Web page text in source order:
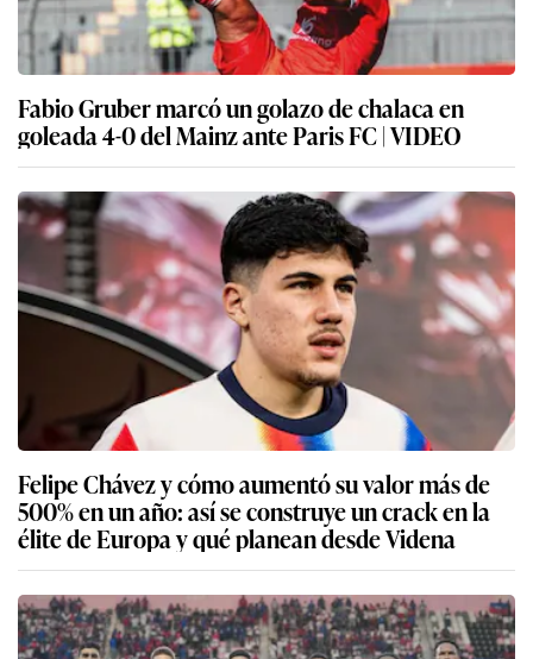
Fabio Gruber marcó un golazo de chalaca en
goleada 4-0 del Mainz ante Paris FC | VIDEO
Felipe Chávez y cómo aumentó su valor más de
500% en un año: así se construye un crack en la
élite de Europa y qué planean desde Videna